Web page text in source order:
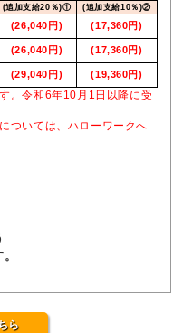
(追加支給20％)① (追加支給10％)②
(26,040円) (17,360円)
(26,040円) (17,360円)
(29,040円) (19,360円)
。令和6年10月1日以降に受
ついては、ハローワークへ
ら